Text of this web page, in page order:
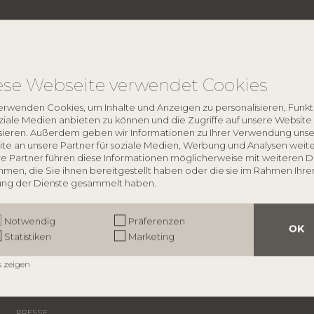
Webseite verwendet Cookies
Cookies, um Inhalte und Anzeigen zu personalisieren,
Medien anbieten zu können und die Zugriffe auf unsere Website
Außerdem geben wir Informationen zu Ihrer Verwendung
an unsere Partner für soziale Medien, Werbung und Analysen
Partner führen diese Informationen möglicherweise mit weiteren
die Sie ihnen bereitgestellt haben oder die sie im Rahmen
der Dienste gesammelt haben.
OK
Notwendig
Präferenzen
Statistiken
Marketing
zeigen
ÜBER BLOOMINGVILLE
Über uns
Smiley
​Datenschutzpolitik
Impressum